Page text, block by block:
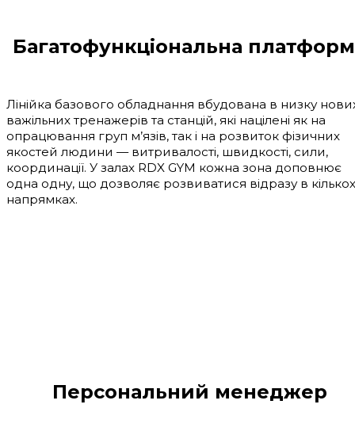
Багатофункціональна
Лінійка базового обладнання вбудована в низку
важільних тренажерів та станцій, які націлені як на
опрацювання груп м’язів, так і на розвиток фізичних
якостей людини — витривалості, швидкості, сили,
координації. У залах RDX GYM кожна зона доповнює
одна одну, що дозволяє розвиватися відразу в кількох
напрямках.
Персональний менеджер